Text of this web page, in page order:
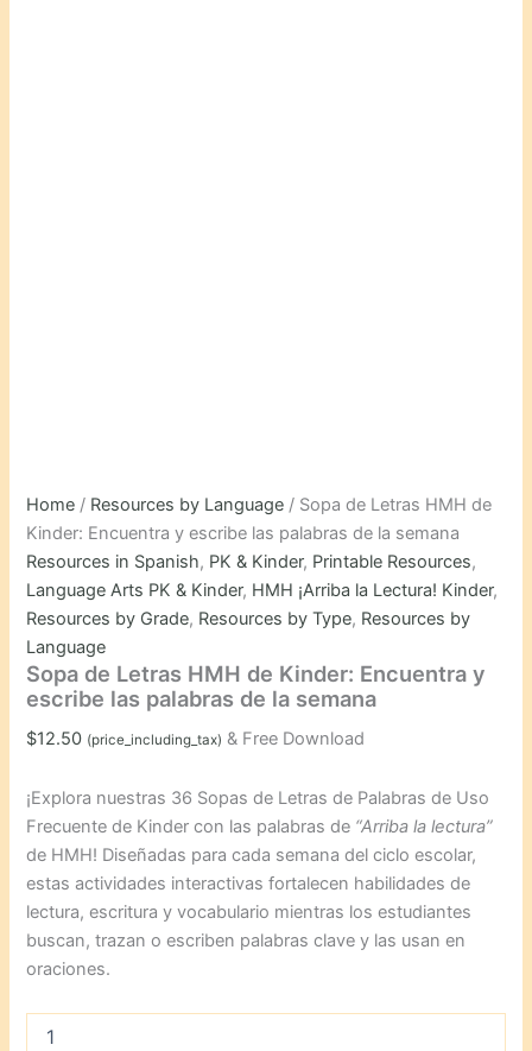
Home / Resources by Language / Sopa de Letras HMH de
Kinder: Encuentra y escribe las palabras de la semana
Resources in Spanish, PK & Kinder, Printable Resources,
Language Arts PK & Kinder, HMH ¡Arriba la Lectura! Kinder,
Resources by Grade, Resources by Type, Resources by
Language
Sopa de Letras HMH de Kinder: Encuentra y
escribe las palabras de la semana
$12.50 (price_including_tax) & Free Download
¡Explora nuestras 36 Sopas de Letras de Palabras de Uso
Frecuente de Kinder con las palabras de “Arriba la lectura”
de HMH! Diseñadas para cada semana del ciclo escolar,
estas actividades interactivas fortalecen habilidades de
lectura, escritura y vocabulario mientras los estudiantes
buscan, trazan o escriben palabras clave y las usan en
oraciones.